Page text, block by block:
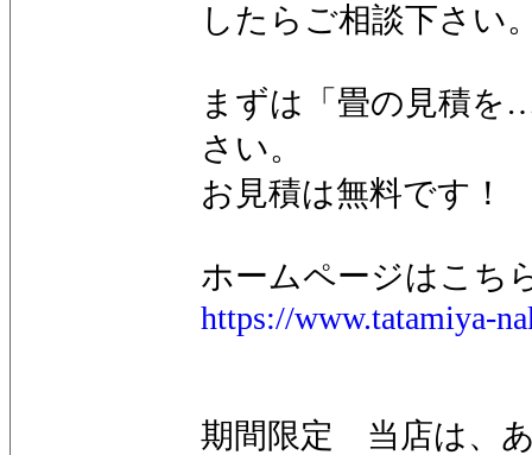
したらご相談下さい
まずは「畳の見積を
さい。
お見積は無料です！
ホームページはこ
https://www.tatamiya-
期間限定 当店は、